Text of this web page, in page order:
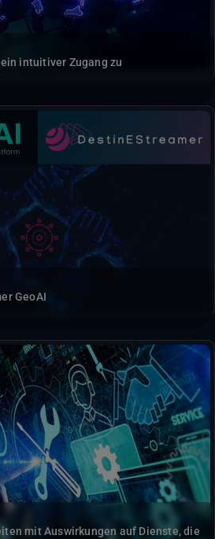
intuitiver Zugang zu
nun GeoAI in DestinEStreamer
von GeoAI anwenden, um
Daten zu analysieren...
GeoAI
bis 11. Februar 2026 können
die Leistung einiger Dienste
mit Auswirkungen auf Dienste, die